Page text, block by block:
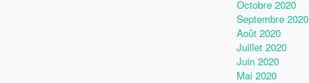
Octobre 2020
Septembre 2020
Août 2020
Juillet 2020
Juin 2020
Mai 2020